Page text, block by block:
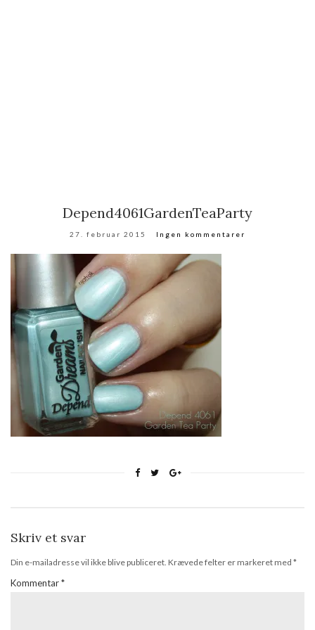
Depend4061GardenTeaParty
27. februar 2015 Ingen kommentarer
Skriv et svar
Din e-mailadresse vil ikke blive publiceret. Krævede felter er markeret med *
Kommentar*